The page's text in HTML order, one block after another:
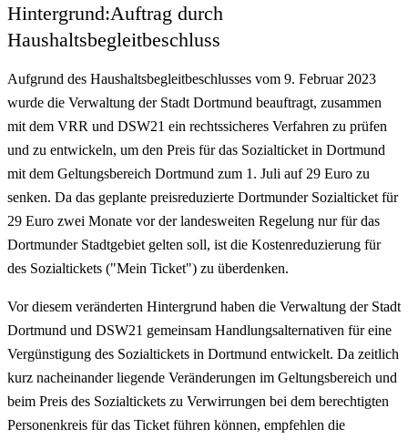
Hintergrund:Auftrag durch
Haushaltsbegleitbeschluss
Aufgrund des Haushaltsbegleitbeschlusses vom 9. Februar 2023
wurde die Verwaltung der Stadt Dortmund beauftragt, zusammen
mit dem VRR und DSW21 ein rechtssicheres Verfahren zu prüfen
und zu entwickeln, um den Preis für das Sozialticket in Dortmund
mit dem Geltungsbereich Dortmund zum 1. Juli auf 29 Euro zu
senken. Da das geplante preisreduzierte Dortmunder Sozialticket für
29 Euro zwei Monate vor der landesweiten Regelung nur für das
Dortmunder Stadtgebiet gelten soll, ist die Kostenreduzierung für
des Sozialtickets ("Mein Ticket") zu überdenken.
Vor diesem veränderten Hintergrund haben die Verwaltung der Stadt
Dortmund und DSW21 gemeinsam Handlungsalternativen für eine
Vergünstigung des Sozialtickets in Dortmund entwickelt. Da zeitlich
kurz nacheinander liegende Veränderungen im Geltungsbereich und
beim Preis des Sozialtickets zu Verwirrungen bei dem berechtigten
Personenkreis für das Ticket führen können, empfehlen die